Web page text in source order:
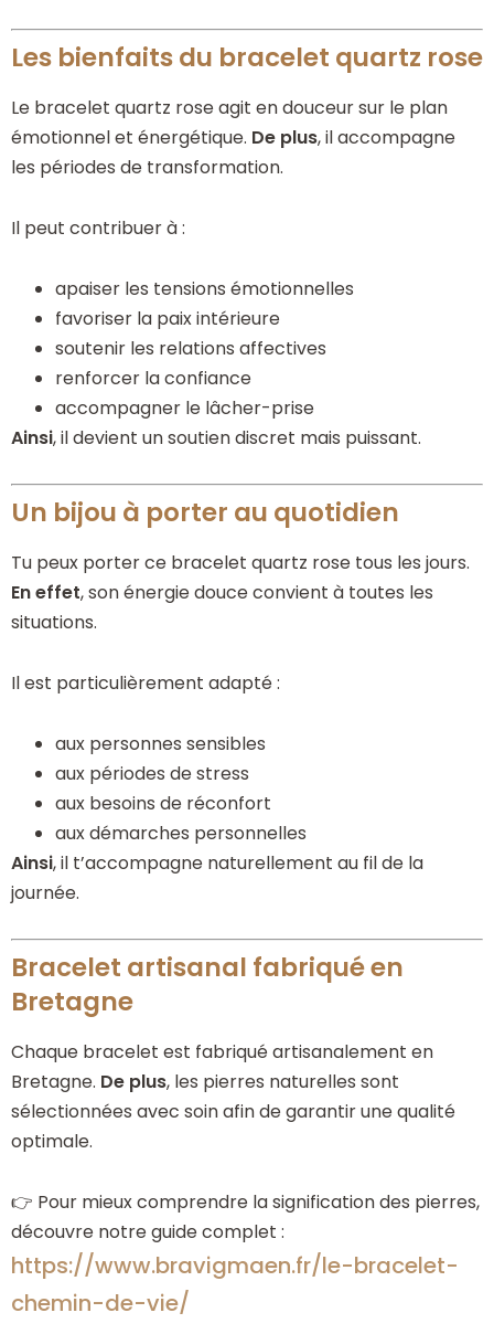
Les bienfaits du bracelet quartz rose
Le bracelet quartz rose agit en douceur sur le plan
émotionnel et énergétique. De plus, il accompagne
les périodes de transformation.
Il peut contribuer à :
apaiser les tensions émotionnelles
favoriser la paix intérieure
soutenir les relations affectives
renforcer la confiance
accompagner le lâcher-prise
Ainsi, il devient un soutien discret mais puissant.
Un bijou à porter au quotidien
Tu peux porter ce bracelet quartz rose tous les jours.
En effet, son énergie douce convient à toutes les
situations.
Il est particulièrement adapté :
aux personnes sensibles
aux périodes de stress
aux besoins de réconfort
aux démarches personnelles
Ainsi, il t’accompagne naturellement au fil de la
journée.
Bracelet artisanal fabriqué en
Bretagne
Chaque bracelet est fabriqué artisanalement en
Bretagne. De plus, les pierres naturelles sont
sélectionnées avec soin afin de garantir une qualité
optimale.
👉 Pour mieux comprendre la signification des pierres,
découvre notre guide complet :
https://www.bravigmaen.fr/le-bracelet-
chemin-de-vie/